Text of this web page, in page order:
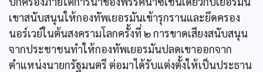
เขาสนับสนุนให้กองทัพเยอรมันเข้ารุกรานและยึดครอง
นอร์เวย์ในต้นสงครามโลกครั้งที่ ๒ การขาดเสียงสนับสนุน
จากประชาชนทำให้กองทัพเยอรมันปลดเขาออกจาก
ตำแหน่งนายกรัฐมนตรี ต่อมาได้รับแต่งตั้งให้เป็นประธาน